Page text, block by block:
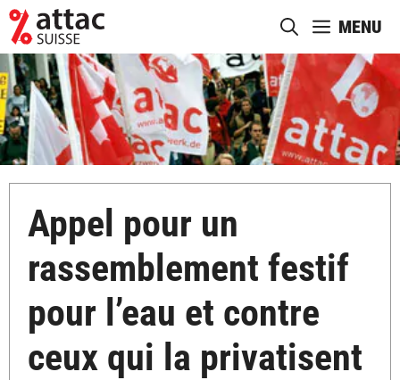
Aller
au
contenu
MENU
Appel pour un
rassemblement festif
pour l’eau et contre
ceux qui la privatisent